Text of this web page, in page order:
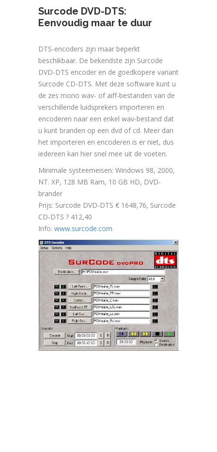
Surcode DVD-DTS:
Eenvoudig maar te duur
DTS-encoders zijn maar beperkt
beschikbaar. De bekendste zijn Surcode
DVD-DTS encoder en de goedkopere variant
Surcode CD-DTS. Met deze software kunt u
de zes mono wav- of aiff-bestanden van de
verschillende luidsprekers importeren en
encoderen naar een enkel wav-bestand dat
u kunt branden op een dvd of cd. Meer dan
het importeren en encoderen is er niet, dus
iedereen kan hier snel mee uit de voeten.
Minimale systeemeisen: Windows 98, 2000,
NT. XP, 128 MB Ram, 10 GB HD, DVD-
brander
Prijs: Surcode DVD-DTS € 1648,76, Surcode
CD-DTS ? 412,40
Info: www.surcode.com